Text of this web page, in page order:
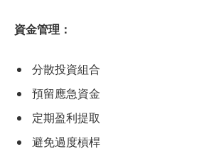
資金管理：
分散投資組合
預留應急資金
定期盈利提取
避免過度槓桿